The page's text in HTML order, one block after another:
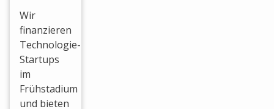
Wir
finanzieren
Technologie-
Startups
im
Frühstadium
und bieten